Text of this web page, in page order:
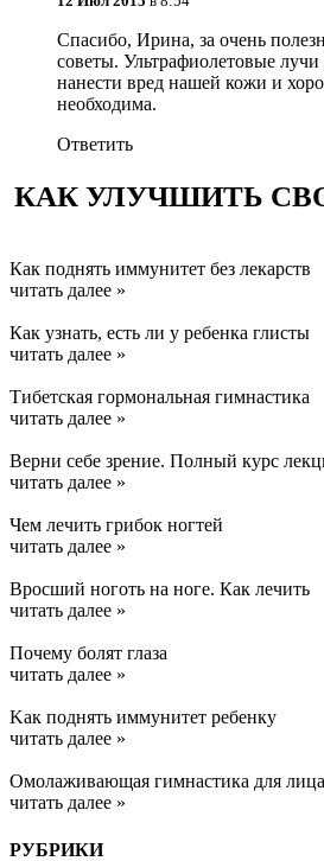
Спасибо, Ирина, за очень
советы. Ультрафиолетовые лучи
нанести вред нашей кожи и
необходима.
Ответить
КАК УЛУЧШИТЬ
Как поднять иммунитет без лекарств
читать далее »
Как узнать, есть ли у ребенка глисты
читать далее »
Тибетская гормональная гимнастика
читать далее »
Верни себе зрение. Полный курс
читать далее »
Чем лечить грибок ногтей
читать далее »
Вросший ноготь на ноге. Как лечить
читать далее »
Почему болят глаза
читать далее »
Kак поднять иммунитет ребенку
читать далее »
Омолаживающая гимнастика для лица
читать далее »
РУБРИКИ